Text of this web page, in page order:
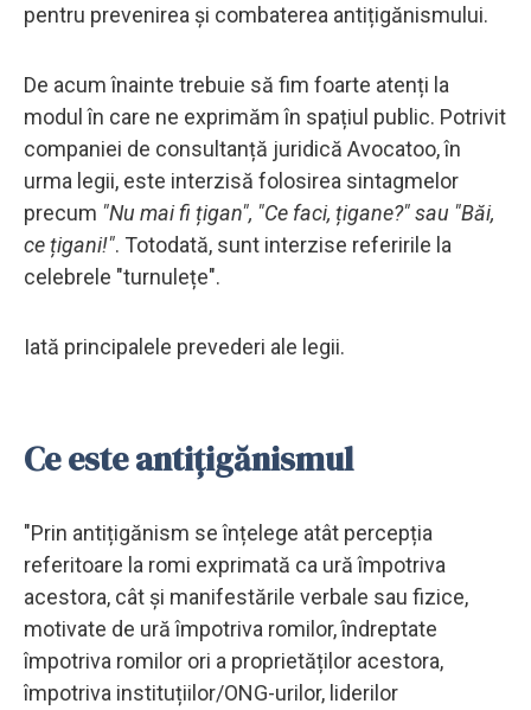
pentru prevenirea și combaterea antițigănismului.
De acum înainte trebuie să fim foarte atenți la
modul în care ne exprimăm în spațiul public. Potrivit
companiei de consultanță juridică Avocatoo, în
urma legii, este interzisă folosirea sintagmelor
precum "Nu mai fi țigan", "Ce faci, țigane?" sau "Băi,
ce țigani!". Totodată, sunt interzise referirile la
celebrele "turnulețe".
Iată principalele prevederi ale legii.
Ce este antițigănismul
"Prin antițigănism se înțelege atât percepția
referitoare la romi exprimată ca ură împotriva
acestora, cât și manifestările verbale sau fizice,
motivate de ură împotriva romilor, îndreptate
împotriva romilor ori a proprietăților acestora,
împotriva instituțiilor/ONG-urilor, liderilor